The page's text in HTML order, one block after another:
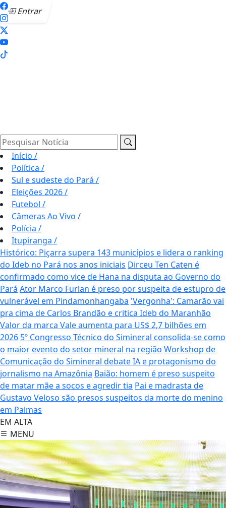
Entrar
Pesquisar Notícia
Início /
Política /
Sul e sudeste do Pará /
Eleições 2026/
Futebol /
Câmeras Ao Vivo /
Polícia /
Itupiranga /
Histórico: Piçarra supera 143 municípios e lidera o ranking
do Ideb no Pará nos anos iniciais Dirceu Ten Caten é
confirmado como vice de Hana na disputa ao Governo do
Pará Ator Marco Furlan é preso por suspeita de estupro de
vulnerável em Pindamonhangaba 'Vergonha': Camarão vai
pra cima de Carlos Brandão e critica Ideb do Maranhão
Valor da marca Vale aumenta para US$ 2,7 bilhões em
2026 5º Congresso Técnico do Simineral consolida-se como
o maior evento do setor mineral na região Workshop de
Comunicação do Simineral debate IA e protagonismo do
jornalismo na Amazônia Baião: homem é preso suspeito
de matar mãe a socos e agredir tia Pai e madrasta de
Gustavo Veloso são presos suspeitos da morte do menino
em Palmas
EM ALTA
MENU